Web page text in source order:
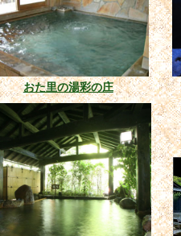
おた里の湯彩の庄